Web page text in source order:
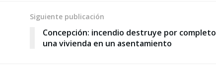
Siguiente publicación
Concepción: incendio destruye por completo
una vivienda en un asentamiento